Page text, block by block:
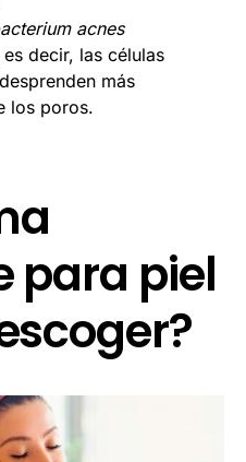
acnes
decir, las células
más
los poros.
para piel